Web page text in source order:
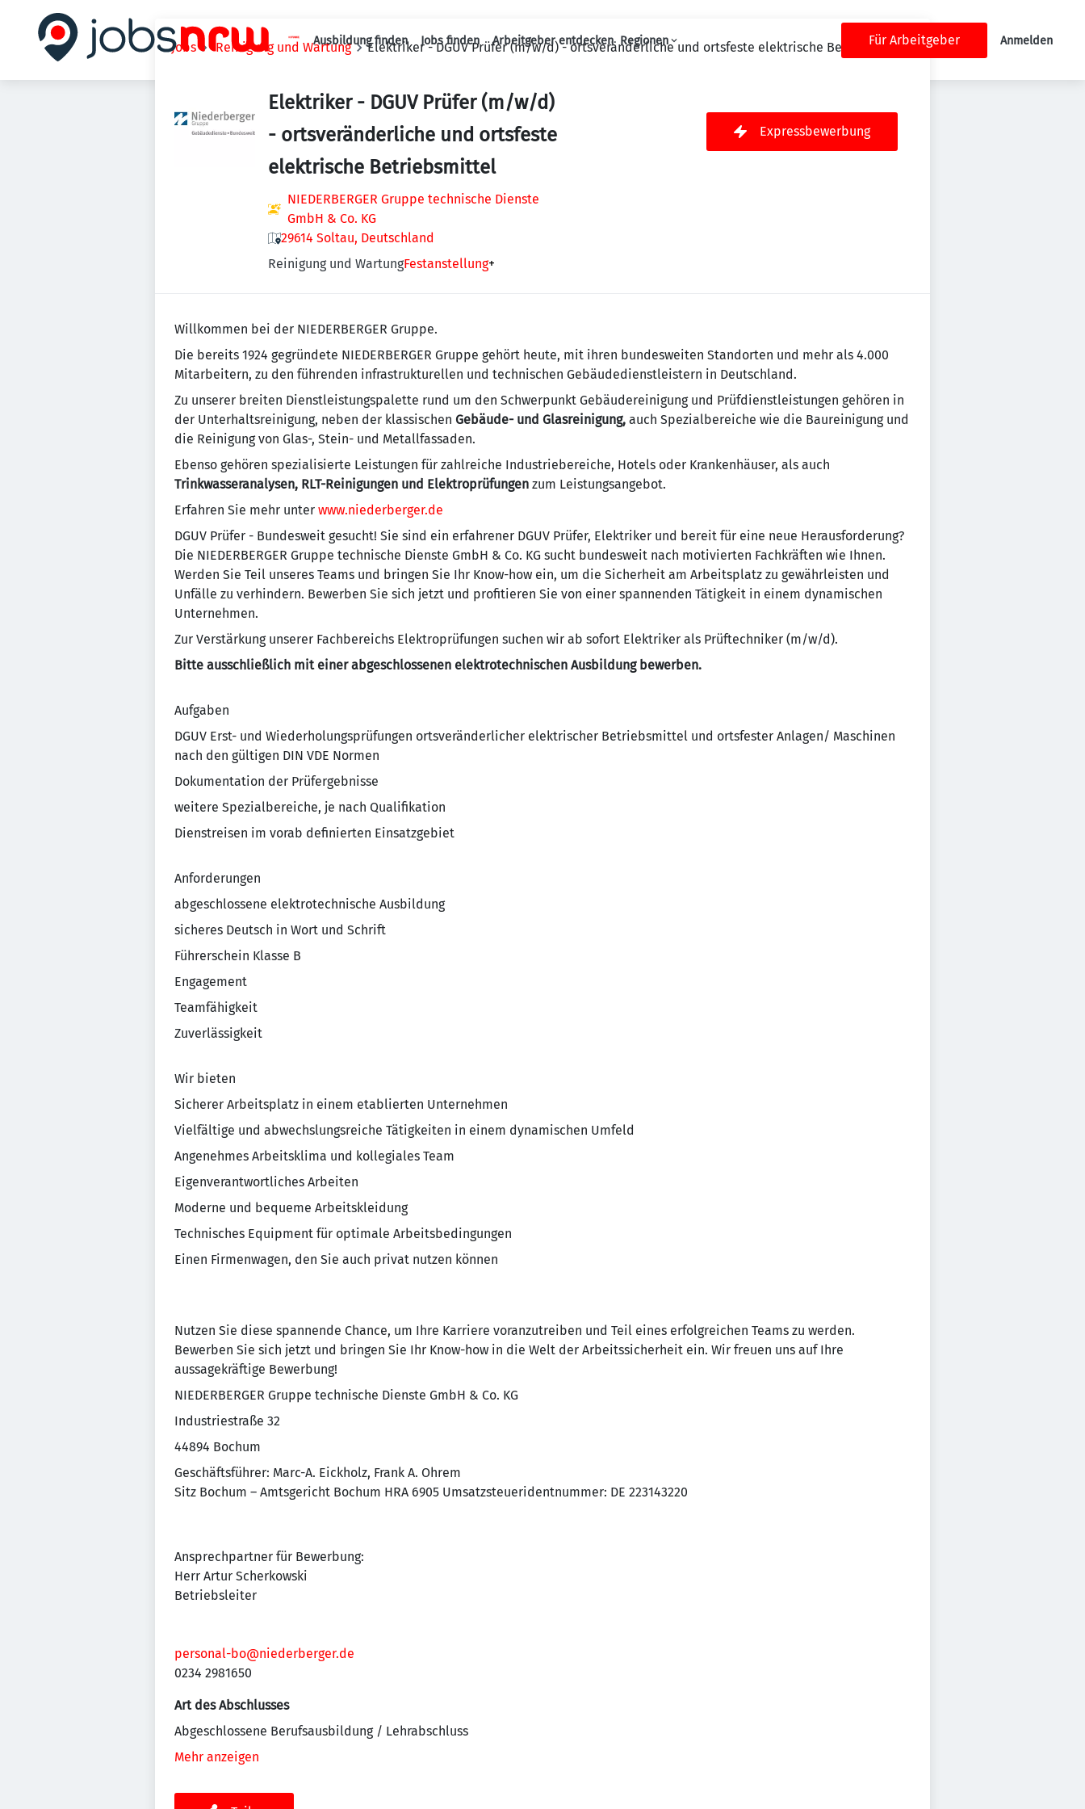
Haupt-Navigation
Ausbildung finden Jobs finden Arbeitgeber entdecken Regionen Für Arbeitgeber Anmelden
Jobs Reinigung und Wartung Elektriker - DGUV Prüfer (m/w/d) - ortsveränderliche und ortsfeste elektrische Betriebsmittel
Elektriker - DGUV Prüfer (m/w/d)
- ortsveränderliche und ortsfeste
elektrische Betriebsmittel
NIEDERBERGER Gruppe technische Dienste
GmbH & Co. KG
29614 Soltau, Deutschland
Reinigung und WartungFestanstellung+
Expressbewerbung
Willkommen bei der NIEDERBERGER Gruppe.
Die bereits 1924 gegründete NIEDERBERGER Gruppe gehört heute, mit ihren bundesweiten Standorten und mehr als 4.000
Mitarbeitern, zu den führenden infrastrukturellen und technischen Gebäudedienstleistern in Deutschland.
Zu unserer breiten Dienstleistungspalette rund um den Schwerpunkt Gebäudereinigung und Prüfdienstleistungen gehören in
der Unterhaltsreinigung, neben der klassischen Gebäude- und Glasreinigung, auch Spezialbereiche wie die Baureinigung und
die Reinigung von Glas-, Stein- und Metallfassaden.
Ebenso gehören spezialisierte Leistungen für zahlreiche Industriebereiche, Hotels oder Krankenhäuser, als auch
Trinkwasseranalysen, RLT-Reinigungen und Elektroprüfungen zum Leistungsangebot.
Erfahren Sie mehr unter www.niederberger.de
DGUV Prüfer - Bundesweit gesucht! Sie sind ein erfahrener DGUV Prüfer, Elektriker und bereit für eine neue Herausforderung?
Die NIEDERBERGER Gruppe technische Dienste GmbH & Co. KG sucht bundesweit nach motivierten Fachkräften wie Ihnen.
Werden Sie Teil unseres Teams und bringen Sie Ihr Know-how ein, um die Sicherheit am Arbeitsplatz zu gewährleisten und
Unfälle zu verhindern. Bewerben Sie sich jetzt und profitieren Sie von einer spannenden Tätigkeit in einem dynamischen
Unternehmen.
Zur Verstärkung unserer Fachbereichs Elektroprüfungen suchen wir ab sofort Elektriker als Prüftechniker (m/w/d).
Bitte ausschließlich mit einer abgeschlossenen elektrotechnischen Ausbildung bewerben.
Aufgaben
DGUV Erst- und Wiederholungsprüfungen ortsveränderlicher elektrischer Betriebsmittel und ortsfester Anlagen/ Maschinen
nach den gültigen DIN VDE Normen
Dokumentation der Prüfergebnisse
weitere Spezialbereiche, je nach Qualifikation
Dienstreisen im vorab definierten Einsatzgebiet
Anforderungen
abgeschlossene elektrotechnische Ausbildung
sicheres Deutsch in Wort und Schrift
Führerschein Klasse B
Engagement
Teamfähigkeit
Zuverlässigkeit
Wir bieten
Sicherer Arbeitsplatz in einem etablierten Unternehmen
Vielfältige und abwechslungsreiche Tätigkeiten in einem dynamischen Umfeld
Angenehmes Arbeitsklima und kollegiales Team
Eigenverantwortliches Arbeiten
Moderne und bequeme Arbeitskleidung
Technisches Equipment für optimale Arbeitsbedingungen
Einen Firmenwagen, den Sie auch privat nutzen können
Nutzen Sie diese spannende Chance, um Ihre Karriere voranzutreiben und Teil eines erfolgreichen Teams zu werden.
Bewerben Sie sich jetzt und bringen Sie Ihr Know-how in die Welt der Arbeitssicherheit ein. Wir freuen uns auf Ihre
aussagekräftige Bewerbung!
NIEDERBERGER Gruppe technische Dienste GmbH & Co. KG
Industriestraße 32
44894 Bochum
Geschäftsführer: Marc-A. Eickholz, Frank A. Ohrem
Sitz Bochum – Amtsgericht Bochum HRA 6905 Umsatzsteueridentnummer: DE 223143220
Ansprechpartner für Bewerbung:
Herr Artur Scherkowski
Betriebsleiter
personal-bo@niederberger.de
0234 2981650
Art des Abschlusses
Abgeschlossene Berufsausbildung / Lehrabschluss
Mehr anzeigen